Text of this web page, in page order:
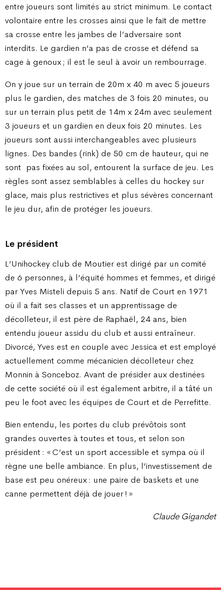
entre joueurs sont limités au strict minimum. Le contact
volontaire entre les crosses ainsi que le fait de mettre
sa crosse entre les jambes de l’adversaire sont
interdits. Le gardien n’a pas de crosse et défend sa
cage à genoux ; il est le seul à avoir un rembourrage.
On y joue sur un terrain de 20m x 40 m avec 5 joueurs
plus le gardien, des matches de 3 fois 20 minutes, ou
sur un terrain plus petit de 14m x 24m avec seulement
3 joueurs et un gardien en deux fois 20 minutes. Les
joueurs sont aussi interchangeables avec plusieurs
lignes. Des bandes (rink) de 50 cm de hauteur, qui ne
sont pas fixées au sol, entourent la surface de jeu. Les
règles sont assez semblables à celles du hockey sur
glace, mais plus restrictives et plus sévères concernant
le jeu dur, afin de protéger les joueurs.
Le président
L’Unihockey club de Moutier est dirigé par un comité
de 6 personnes, à l’équité hommes et femmes, et dirigé
par Yves Misteli depuis 5 ans. Natif de Court en 1971
où il a fait ses classes et un apprentissage de
décolleteur, il est père de Raphaël, 24 ans, bien
entendu joueur assidu du club et aussi entraîneur.
Divorcé, Yves est en couple avec Jessica et est employé
actuellement comme mécanicien décolleteur chez
Monnin à Sonceboz. Avant de présider aux destinées
de cette société où il est également arbitre, il a tâté un
peu le foot avec les équipes de Court et de Perrefitte.
Bien entendu, les portes du club prévôtois sont
grandes ouvertes à toutes et tous, et selon son
président : « C’est un sport accessible et sympa où il
règne une belle ambiance. En plus, l’investissement de
base est peu onéreux : une paire de baskets et une
canne permettent déjà de jouer ! »
Claude Gigandet